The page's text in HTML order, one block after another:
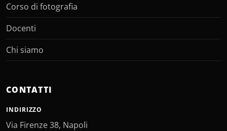
Corso di fotografia
Docenti
Chi siamo
CONTATTI
INDIRIZZO
Via Firenze 38, Napoli